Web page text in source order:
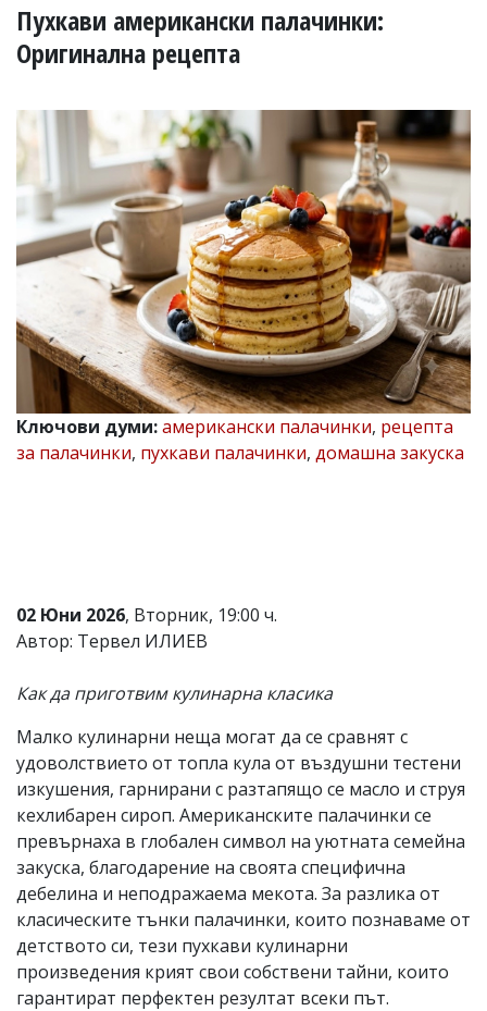
В
УКРАЙНА
СПОРТ
РАЗСЛЕДВАНЕ
БИЗНЕС
ЮГ
Управители:
Веселин
Василев,
email:
v.vasilev@flagman.bg
Катя
Касабова,
еmail:
k.kassabova@flagman.bg
Главен
редактор:
Иван
се
въвеждат
от
редакцията
носи
отговорност
за
Ако
откриете
обиден
вас
коментар,
моля
сигнализирайте
ни!
Пухкави американски палачинки:
Оригинална рецепта
Ключови думи:американски палачинки, рецепта
за палачинки, пухкави палачинки, домашна закуска
02 Юни 2026, Вторник, 19:00 ч.
Автор: Тервел ИЛИЕВ
Как да приготвим кулинарна класика
Малко кулинарни неща могат да се сравнят с
удоволствието от топла кула от въздушни тестени
изкушения, гарнирани с разтапящо се масло и струя
кехлибарен сироп. Американските палачинки се
превърнаха в глобален символ на уютната семейна
закуска, благодарение на своята специфична
дебелина и неподражаема мекота. За разлика от
класическите тънки палачинки, които познаваме от
детството си, тези пухкави кулинарни
произведения крият свои собствени тайни, които
гарантират перфектен резултат всеки път.